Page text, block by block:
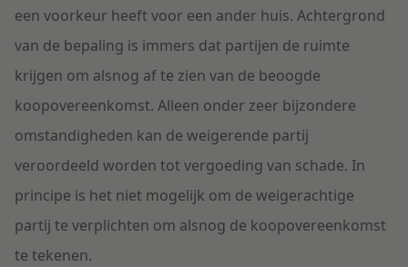
een voorkeur heeft voor een ander huis. Achtergrond
van de bepaling is immers dat partijen de ruimte
krijgen om alsnog af te zien van de beoogde
koopovereenkomst. Alleen onder zeer bijzondere
omstandigheden kan de weigerende partij
veroordeeld worden tot vergoeding van schade. In
principe is het niet mogelijk om de weigerachtige
partij te verplichten om alsnog de koopovereenkomst
te tekenen.